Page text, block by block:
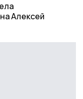
Алексей